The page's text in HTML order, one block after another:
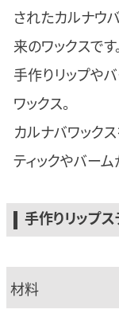
されたカルナウ
来のワックスです
手作りリップや
ワックス。
カルナバワック
ティックやバー
手作りリップ
材料